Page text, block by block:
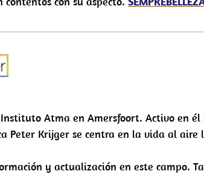
Instituto Atma en Amersfoort. Activo en él
Peter Krijger se centra en la vida al aire
y actualización en este campo.